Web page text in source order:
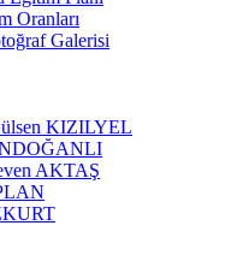
Oranları
Galerisi
KIZILYEL
AKTAŞ